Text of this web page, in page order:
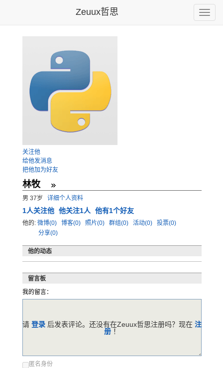
Toggle
Zeuux哲思
关注他
给他发消息
把他加为好友
林牧
男 37岁 详细个人资料
1人关注他 他关注1人 他有1个好友
他的: 微博(0) 博客(0) 照片(0) 群组(0) 活动(0)
投票(0)
分享(0)
他的动态
留言板
我的留言：
匿名身份
请 登录 后发表评论。还没有在Zeuux哲思注册吗？现在 注
册 ！